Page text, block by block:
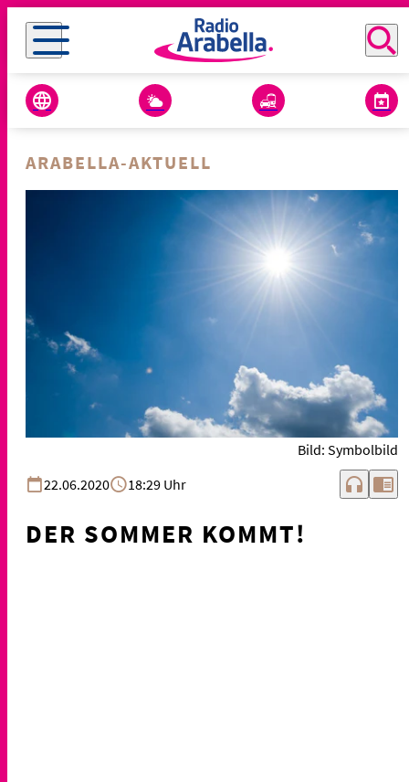
ARABELLA-AKTUELL
Bild: Symbolbild
22.06.2020
18:29 Uhr headphones chrome_reader_mode
DER SOMMER KOMMT!